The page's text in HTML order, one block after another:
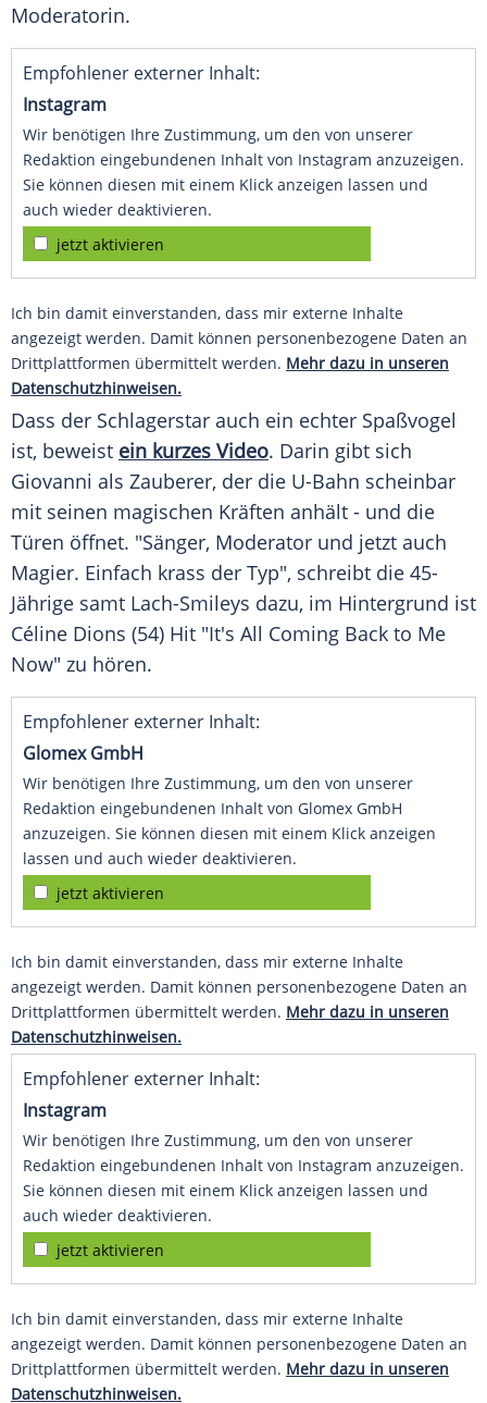
Moderatorin.
Empfohlener externer Inhalt:
Instagram
Wir benötigen Ihre Zustimmung, um den von unserer
Redaktion eingebundenen Inhalt von Instagram anzuzeigen.
Sie können diesen mit einem Klick anzeigen lassen und
auch wieder deaktivieren.
jetzt aktivieren
Ich bin damit einverstanden, dass mir externe Inhalte
angezeigt werden. Damit können personenbezogene Daten an
Drittplattformen übermittelt werden. Mehr dazu in unseren
Datenschutzhinweisen.
Dass der Schlagerstar auch ein echter Spaßvogel
ist, beweist ein kurzes Video. Darin gibt sich
Giovanni als Zauberer, der die U-Bahn scheinbar
mit seinen magischen Kräften anhält - und die
Türen öffnet. "Sänger, Moderator und jetzt auch
Magier. Einfach krass der Typ", schreibt die 45-
Jährige samt Lach-Smileys dazu, im Hintergrund ist
Céline Dions (54) Hit "It's All Coming Back to Me
Now" zu hören.
Empfohlener externer Inhalt:
Glomex GmbH
Wir benötigen Ihre Zustimmung, um den von unserer
Redaktion eingebundenen Inhalt von Glomex GmbH
anzuzeigen. Sie können diesen mit einem Klick anzeigen
lassen und auch wieder deaktivieren.
jetzt aktivieren
Ich bin damit einverstanden, dass mir externe Inhalte
angezeigt werden. Damit können personenbezogene Daten an
Drittplattformen übermittelt werden. Mehr dazu in unseren
Datenschutzhinweisen.
Empfohlener externer Inhalt:
Instagram
Wir benötigen Ihre Zustimmung, um den von unserer
Redaktion eingebundenen Inhalt von Instagram anzuzeigen.
Sie können diesen mit einem Klick anzeigen lassen und
auch wieder deaktivieren.
jetzt aktivieren
Ich bin damit einverstanden, dass mir externe Inhalte
angezeigt werden. Damit können personenbezogene Daten an
Drittplattformen übermittelt werden. Mehr dazu in unseren
Datenschutzhinweisen.